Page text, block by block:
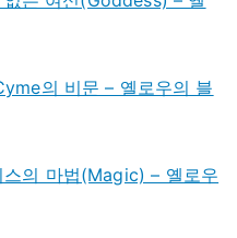
의 비문 – 옐로우의 블
의 마법(Magic) – 옐로우